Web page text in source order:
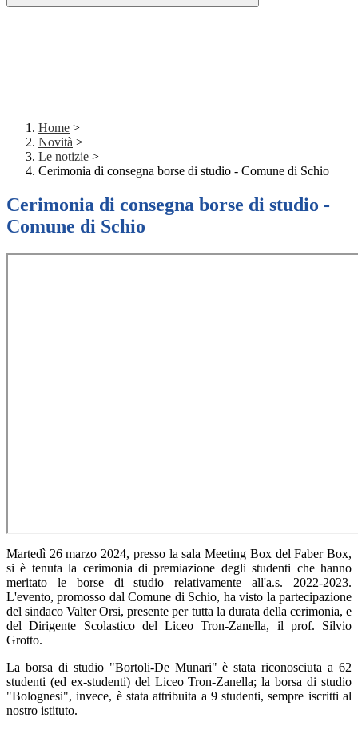
Home >
Novità >
Le notizie >
Cerimonia di consegna borse di studio - Comune di Schio
Cerimonia di consegna borse di studio -
Comune di Schio
Martedì 26 marzo 2024, presso la sala Meeting Box del Faber Box,
si è tenuta la cerimonia di premiazione degli studenti che hanno
meritato le borse di studio relativamente all'a.s. 2022-2023.
L'evento, promosso dal Comune di Schio, ha visto la partecipazione
del sindaco Valter Orsi, presente per tutta la durata della cerimonia, e
del Dirigente Scolastico del Liceo Tron-Zanella, il prof. Silvio
Grotto.
La borsa di studio "Bortoli-De Munari" è stata riconosciuta a 62
studenti (ed ex-studenti) del Liceo Tron-Zanella; la borsa di studio
"Bolognesi", invece, è stata attribuita a 9 studenti, sempre iscritti al
nostro istituto.